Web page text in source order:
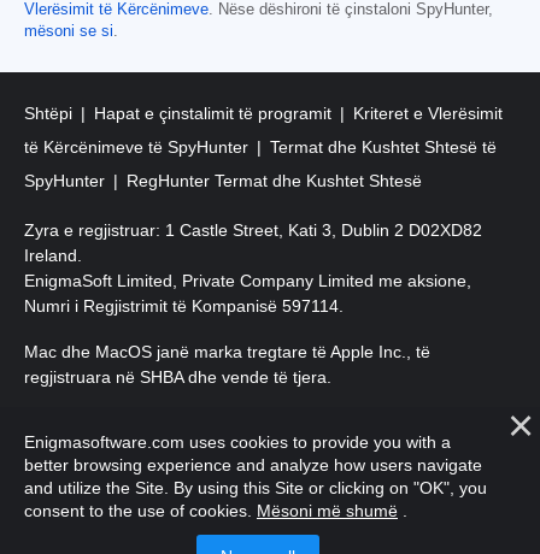
Vlerësimit të Kërcënimeve. Nëse dëshironi të çinstaloni SpyHunter,
mësoni se si.
Shtëpi Hapat e çinstalimit të programit
Kriteret e Vlerësimit
të Kërcënimeve të SpyHunter
Termat dhe Kushtet Shtesë të
SpyHunter
RegHunter Termat dhe Kushtet Shtesë
Zyra e regjistruar: 1 Castle Street, Kati 3, Dublin 2 D02XD82
Ireland.
EnigmaSoft Limited, Private Company Limited me aksione,
Numri i Regjistrimit të Kompanisë 597114.
Mac dhe MacOS janë marka tregtare të Apple Inc., të
regjistruara në SHBA dhe vende të tjera.
E drejta e autorit 2016-2026. EnigmaSoft Ltd. Të gjitha të drejtat
e rezervuara.
Enigmasoftware.com uses cookies to provide you with a
better browsing experience and analyze how users navigate
and utilize the Site. By using this Site or clicking on "OK", you
consent to the use of cookies. Mësoni më shumë